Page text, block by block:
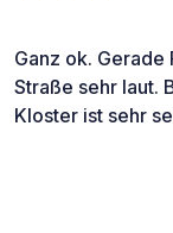
Ganz ok.
Straße sehr laut.
Kloster ist sehr